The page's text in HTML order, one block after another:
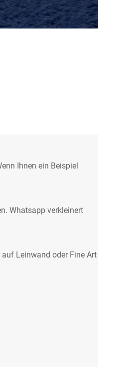
Ihnen ein Beispiel
Whatsapp verkleinert
Leinwand oder Fine Art